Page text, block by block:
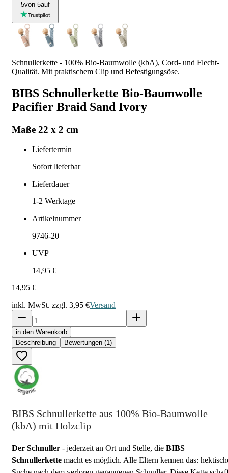
5von 5auf
Schnullerkette - 100% Bio-Baumwolle (kbA), Cord- und Flecht-
Qualität. Mit praktischem Clip und Befestigungsöse.
BIBS Schnullerkette Bio-Baumwolle
Pacifier Braid Sand Ivory
Maße 22 x 2 cm
Liefertermin
Sofort lieferbar
Lieferdauer
1-2 Werktage
Artikelnummer
9746-20
UVP
14,95 €
14,95 €
inkl. MwSt. zzgl. 3,95 €Versand
in den Warenkorb
Beschreibung
Bewertungen (1)
BIBS Schnullerkette aus 100% Bio-Baumwolle
(kbA) mit Holzclip
Der Schnuller - jederzeit an Ort und Stelle, die BIBS
Schnullerkette macht es möglich. Alle Eltern kennen das: